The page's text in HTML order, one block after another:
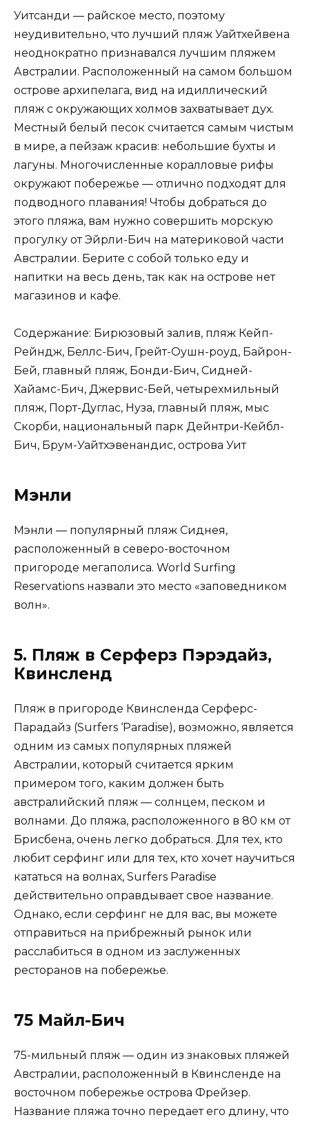
Уитсанди — райское место, поэтому
неудивительно, что лучший пляж Уайтхейвена
неоднократно признавался лучшим пляжем
Австралии. Расположенный на самом большом
острове архипелага, вид на идиллический
пляж с окружающих холмов захватывает дух.
Местный белый песок считается самым чистым
в мире, а пейзаж красив: небольшие бухты и
лагуны. Многочисленные коралловые рифы
окружают побережье — отлично подходят для
подводного плавания! Чтобы добраться до
этого пляжа, вам нужно совершить морскую
прогулку от Эйрли-Бич на материковой части
Австралии. Берите с собой только еду и
напитки на весь день, так как на острове нет
магазинов и кафе.
Содержание: Бирюзовый залив, пляж Кейп-
Рейндж, Беллс-Бич, Грейт-Оушн-роуд, Байрон-
Бей, главный пляж, Бонди-Бич, Сидней-
Хайамс-Бич, Джервис-Бей, четырехмильный
пляж, Порт-Дуглас, Нуза, главный пляж, мыс
Скорби, национальный парк Дейнтри-Кейбл-
Бич, Брум-Уайтхэвенандис, острова Уит
Мэнли
Мэнли — популярный пляж Сиднея,
расположенный в северо-восточном
пригороде мегаполиса. World Surfing
Reservations назвали это место «заповедником
волн».
5. Пляж в Серферз Пэрэдайз,
Квинсленд
Пляж в пригороде Квинсленда Серферс-
Парадайз (Surfers ‘Paradise), возможно, является
одним из самых популярных пляжей
Австралии, который считается ярким
примером того, каким должен быть
австралийский пляж — солнцем, песком и
волнами. До пляжа, расположенного в 80 км от
Брисбена, очень легко добраться. Для тех, кто
любит серфинг или для тех, кто хочет научиться
кататься на волнах, Surfers Paradise
действительно оправдывает свое название.
Однако, если серфинг не для вас, вы можете
отправиться на прибрежный рынок или
расслабиться в одном из заслуженных
ресторанов на побережье.
75 Майл-Бич
75-мильный пляж — один из знаковых пляжей
Австралии, расположенный в Квинсленде на
восточном побережье острова Фрейзер.
Название пляжа точно передает его длину, что